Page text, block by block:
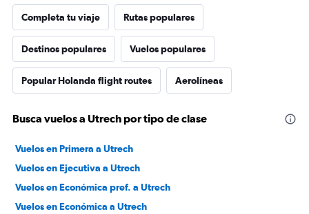
Completa tu viaje Rutas populares
Destinos populares Vuelos populares
Popular Holanda flight routes Aerolíneas
Busca vuelos a Utrech por tipo de clase
Vuelos en Primera a Utrech
Vuelos en Ejecutiva a Utrech
Vuelos en Económica pref. a Utrech
Vuelos en Económica a Utrech